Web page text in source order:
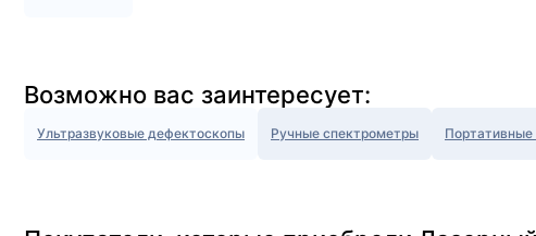
Возможно вас заинтересует:
Ультразвуковые дефектоскопы Ручные спектрометры Портативные